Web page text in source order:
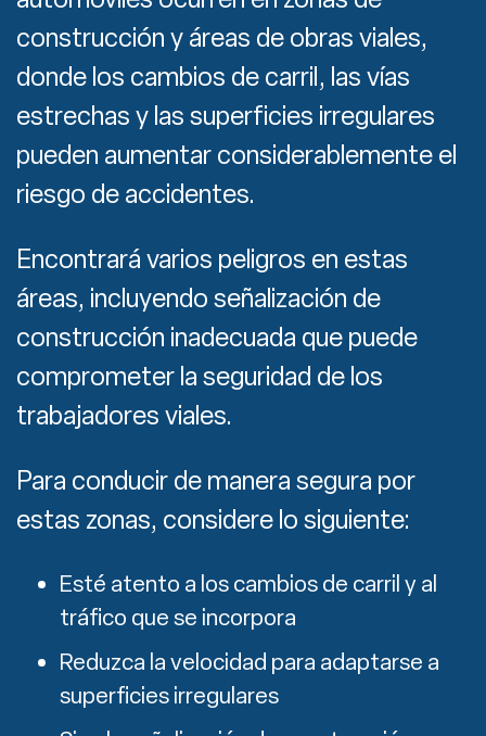
construcción y áreas de obras viales,
donde los cambios de carril, las vías
estrechas y las superficies irregulares
pueden aumentar considerablemente el
riesgo de accidentes.
Encontrará varios peligros en estas
áreas, incluyendo señalización de
construcción inadecuada que puede
comprometer la seguridad de los
trabajadores viales.
Para conducir de manera segura por
estas zonas, considere lo siguiente:
Esté atento a los cambios de carril y al
tráfico que se incorpora
Reduzca la velocidad para adaptarse a
superficies irregulares